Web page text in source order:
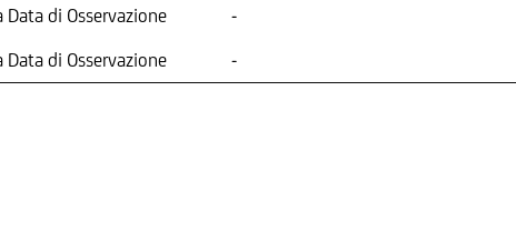
Data di Osservazione -
Data di Osservazione -